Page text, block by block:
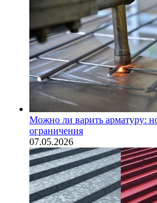
Можно ли варить арматуру:
ограничения
07.05.2026